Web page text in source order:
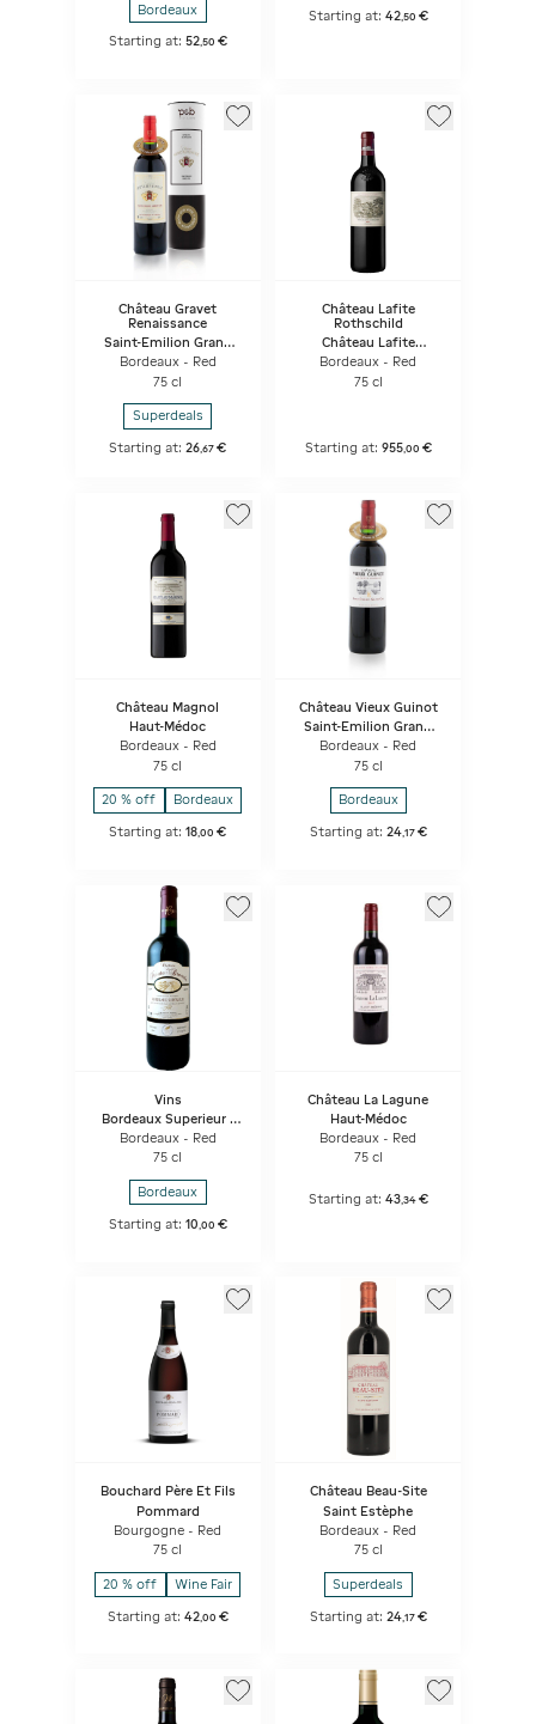
Bordeaux
Starting at: 52,50 €
Starting at: 42,50 €
Château Gravet
Renaissance
Saint-Emilion Grand
Cru - Coffret Cadeau
Bordeaux - Red
75 cl
Superdeals
Starting at:26,67 €
Château Lafite
Rothschild
Château Lafite
Rothschild
Bordeaux - Red
75 cl
Starting at: 955,00 €
Château Magnol
Haut-Médoc
Bordeaux - Red
75 cl
20 % off Bordeaux
Starting at:18,00 €
Château Vieux Guinot
Saint-Emilion Grand
Cru - La Petite Chapelle
Bordeaux - Red
75 cl
Bordeaux
Starting at: 24,17 €
Vins
Bordeaux Superieur -
Château De La Haute
Brande
Bordeaux - Red
75 cl
Bordeaux
Starting at: 10 00 €
Château La Lagune
Haut-Médoc
Bordeaux - Red
75 cl
Starting at: 43, 34 €
Bouchard Père Et Fils
Pommard
Bourgogne - Red
75 cl
20 % off Wine Fair
Starting at: 42, 00 €
Château Beau-Site
Saint Estèphe
Bordeaux - Red
75 cl
Superdeals
Starting at: 24, 17 €